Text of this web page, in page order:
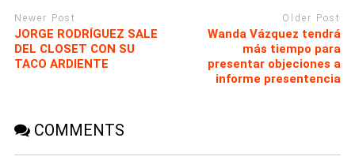
Newer Post
JORGE RODRÍGUEZ SALE
DEL CLOSET CON SU
TACO ARDIENTE
Older Post
Wanda Vázquez tendrá
más tiempo para
presentar objeciones a
informe presentencia
COMMENTS